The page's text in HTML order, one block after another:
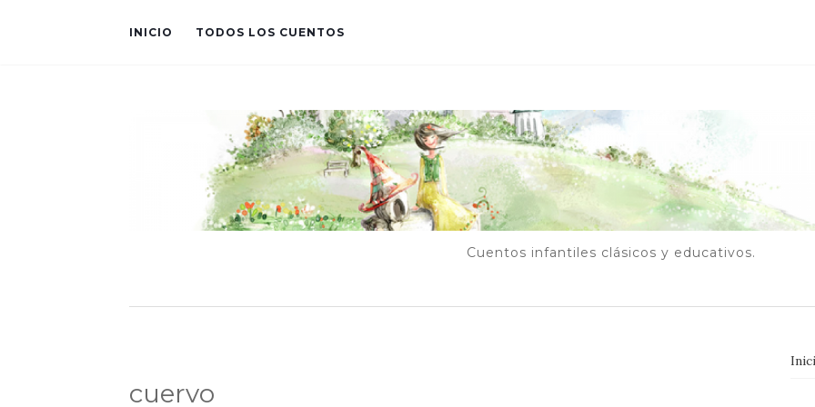
INICIO TODOS LOS CUENTOS
Cuentos infantiles clásicos y educativos.
cuervo